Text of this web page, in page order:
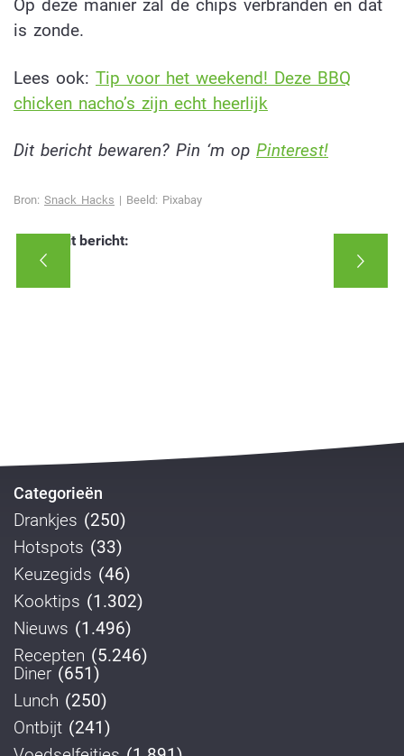
Op deze manier zal de chips verbranden en dat
is zonde.
Lees ook: Tip voor het weekend! Deze BBQ
chicken nacho’s zijn echt heerlijk
Dit bericht bewaren? Pin ‘m op Pinterest!
Bron: Snack Hacks | Beeld: Pixabay
Deel dit bericht:
Categorieën
Drankjes (250)
Hotspots (33)
Keuzegids (46)
Kooktips (1.302)
Nieuws (1.496)
Recepten (5.246)
Diner (651)
Lunch (250)
Ontbijt (241)